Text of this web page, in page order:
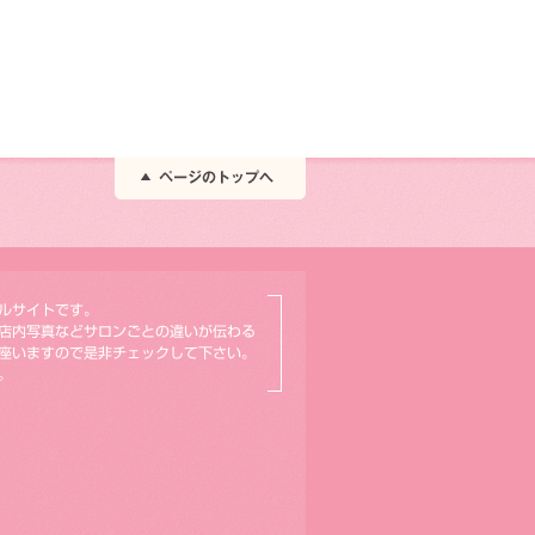
サイトです。
内写真などサロンごとの違いが伝わる
ますので是非チェックして下さい。